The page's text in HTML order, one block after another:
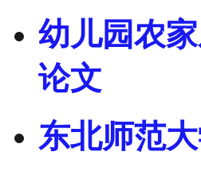
幼儿园农
论文
东北师范